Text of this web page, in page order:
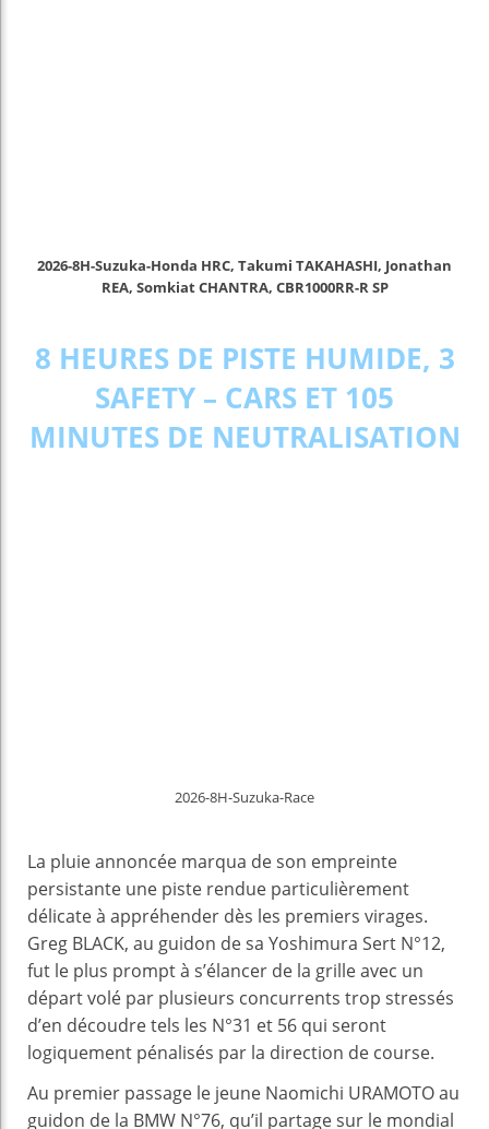
2026-8H-Suzuka-Honda HRC, Takumi TAKAHASHI, Jonathan
REA, Somkiat CHANTRA, CBR1000RR-R SP
8 HEURES DE PISTE HUMIDE, 3
SAFETY – CARS ET 105
MINUTES DE NEUTRALISATION
2026-8H-Suzuka-Race
La pluie annoncée marqua de son empreinte
persistante une piste rendue particulièrement
délicate à appréhender dès les premiers virages.
Greg BLACK, au guidon de sa Yoshimura Sert N°12,
fut le plus prompt à s’élancer de la grille avec un
départ volé par plusieurs concurrents trop stressés
d’en découdre tels les N°31 et 56 qui seront
logiquement pénalisés par la direction de course.
Au premier passage le jeune Naomichi URAMOTO au
guidon de la BMW N°76, qu’il partage sur le mondial